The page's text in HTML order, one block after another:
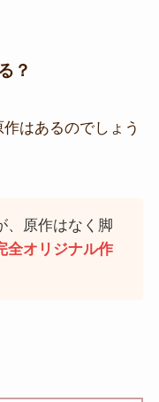
？
はあるのでしょう
、原作はなく脚
全オリジナル作